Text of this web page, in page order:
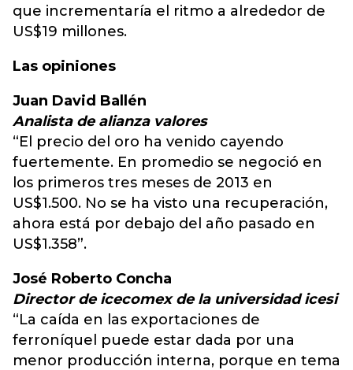
que incrementaría el ritmo a alrededor de
US$19 millones.
Las opiniones
Juan David Ballén
Analista de alianza valores
“El precio del oro ha venido cayendo
fuertemente. En promedio se negoció en
los primeros tres meses de 2013 en
US$1.500. No se ha visto una recuperación,
ahora está por debajo del año pasado en
US$1.358”.
José Roberto Concha
Director de icecomex de la universidad icesi
“La caída en las exportaciones de
ferroníquel puede estar dada por una
menor producción interna, porque en tema